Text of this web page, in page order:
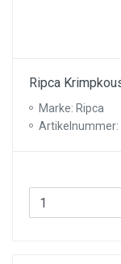
Ripca
Marke: Ripca
Artikelnummer: